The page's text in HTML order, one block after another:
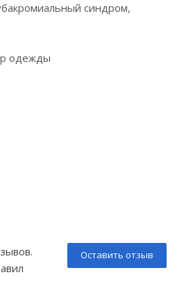
синдром,
одежды
Оставить отзыв